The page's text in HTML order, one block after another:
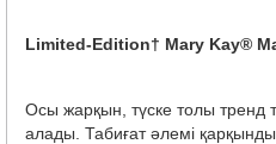
Limited-Edition† Mary Kay®
Осы жарқын, түске толы тренд
алады. Табиғат әлемі